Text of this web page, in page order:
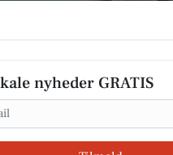
nyheder GRATIS